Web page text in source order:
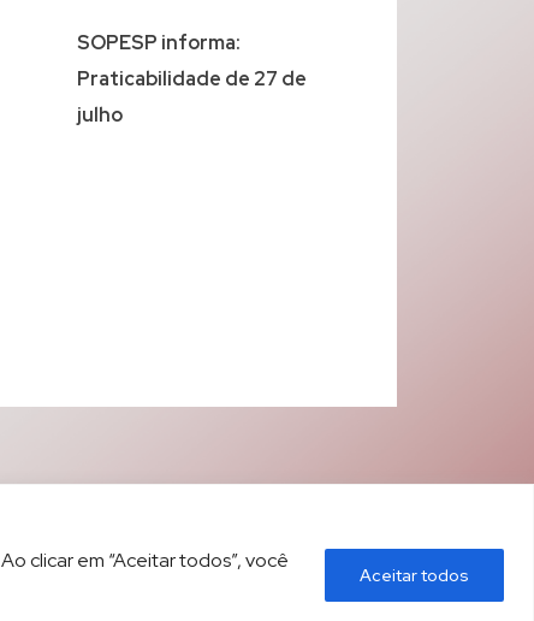
clicar em “Aceitar todos”, você
Aceitar todos
SOPESP informa:
Praticabilidade de 27 de
julho